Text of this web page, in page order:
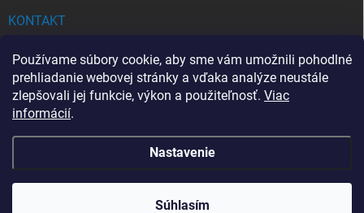
Používame súbory cookie, aby sme vám umožnili pohodlné
prehliadanie webovej stránky a vďaka analýze neustále
zlepšovali jej funkcie, výkon a použiteľnosť. Viac
informácií.
Nastavenie
Súhlasím
KONTAKT
info@drogerkovo.sk
Copyright 2026Drogerkovo. Všetky práva vyhradené.Upraviť nastavenie
cookies